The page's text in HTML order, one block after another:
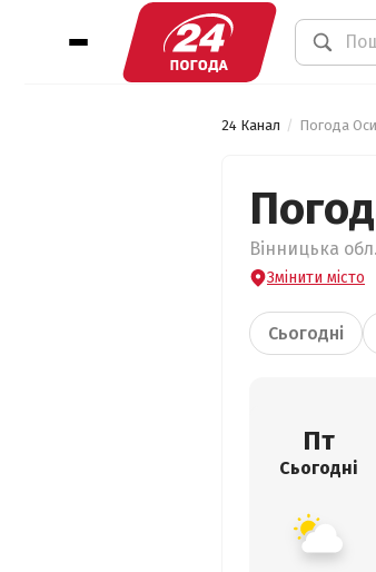
24 Канал Погода
Вінницька
Змінити місто
Сьогодні
Пт
Сьогодні